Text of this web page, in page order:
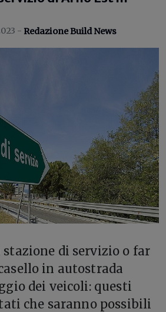
- Redazione Build News
di servizio o far
in autostrada
dei veicoli: questi
che saranno possibili